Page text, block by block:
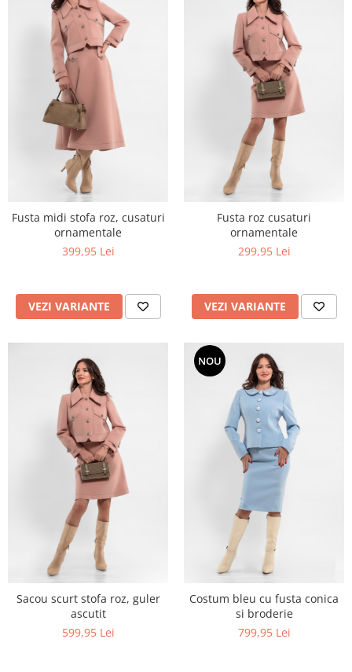
Fusta midi stofa roz, cusaturi
ornamentale
399,95 Lei
VEZI VARIANTE
Fusta roz cusaturi
ornamentale
299,95 Lei
VEZI VARIANTE
Sacou scurt stofa roz, guler
ascutit
599,95 Lei
NOU
Costum bleu cu fusta conica
si broderie
799,95 Lei